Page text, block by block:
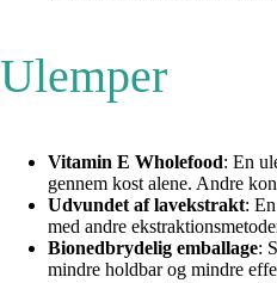
Ulemper
Vitamin E Wholefood: En
gennem kost alene. Andre
Udvundet af lavekstrakt:
med andre
Bionedbrydelig emballage:
mindre holdbar og mindre